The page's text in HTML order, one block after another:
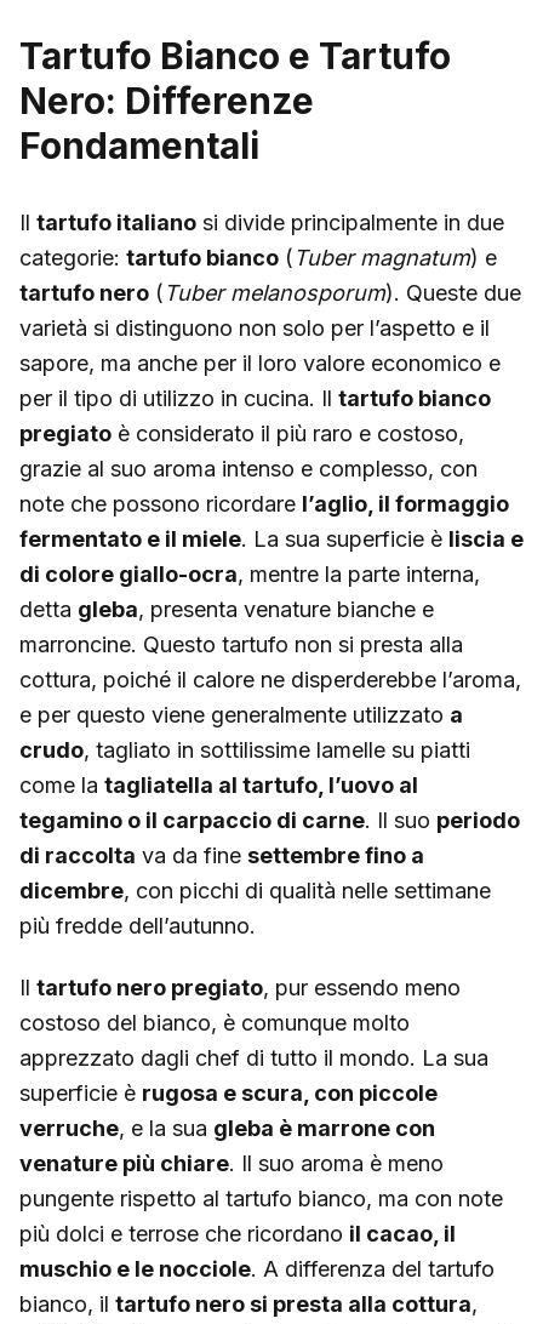
Tartufo Bianco e Tartufo
Nero: Differenze
Fondamentali
Il tartufo italiano si divide principalmente in due
categorie: tartufo bianco ( Tuber magnatum) e
tartufo nero ( Tuber melanosporum). Queste due
varietà si distinguono non solo per l’aspetto e il
sapore, ma anche per il loro valore economico e
per il tipo di utilizzo in cucina. Il tartufo bianco
pregiato è considerato il più raro e costoso,
grazie al suo aroma intenso e complesso, con
note che possono ricordare l’aglio, il formaggio
fermentato e il miele. La sua superficie è liscia e
di colore giallo-ocra, mentre la parte interna,
detta gleba, presenta venature bianche e
marroncine. Questo tartufo non si presta alla
cottura, poiché il calore ne disperderebbe l’aroma,
e per questo viene generalmente utilizzato a
crudo, tagliato in sottilissime lamelle su piatti
come la tagliatella al tartufo, l’uovo al
tegamino o il carpaccio di carne. Il suo periodo
di raccolta va da fine settembre fino a
dicembre, con picchi di qualità nelle settimane
più fredde dell’autunno.
Il tartufo nero pregiato, pur essendo meno
costoso del bianco, è comunque molto
apprezzato dagli chef di tutto il mondo. La sua
superficie è rugosa e scura, con piccole
verruche, e la sua gleba è marrone con
venature più chiare. Il suo aroma è meno
pungente rispetto al tartufo bianco, ma con note
più dolci e terrose che ricordano il cacao, il
muschio e le nocciole. A differenza del tartufo
bianco, il tartufo nero si presta alla cottura,